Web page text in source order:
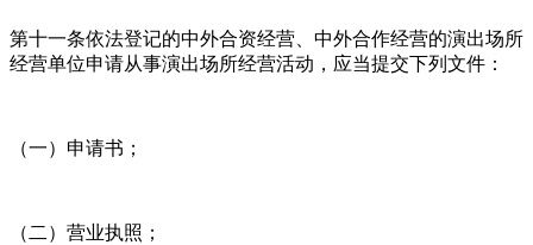
第十一条依法登记的中外合资经营、中外合作经营的演出场所
经营单位申请从事演出场所经营活动，应当提交下列文件：
（一）申请书；
（二）营业执照；